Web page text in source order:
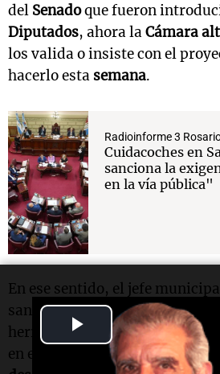
Play
Video
del Senadoque fueron
Diputados, ahora laCámara
los valida o insiste con el
hacerlo esta semana.
Radioinforme 3
Cuidacoches en
sanciona la
en la vía pública"
En ese sentido, el jefe
santafesina explicó que el
herramientas
en este tipo de situaciones,